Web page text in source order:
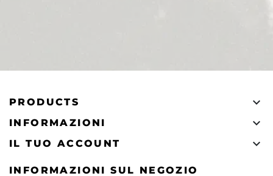
PRODUCTS 
INFORMAZIONI 
IL TUO ACCOUNT 
INFORMAZIONI SUL NEGOZIO